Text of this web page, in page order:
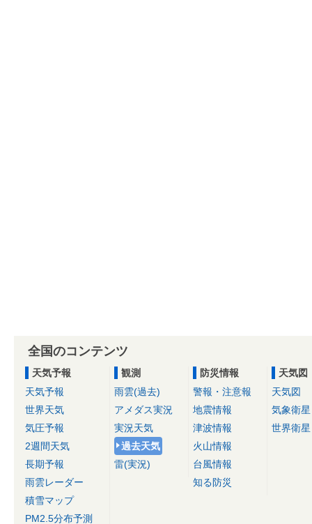
全国のコンテンツ
天気予報
天気予報
世界天気
気圧予報
2週間天気
長期予報
雨雲レーダー
積雪マップ
PM2.5分布予測
観測
雨雲(過去)
アメダス実況
実況天気
過去天気
雷(実況)
防災情報
警報・注意報
地震情報
津波情報
火山情報
台風情報
知る防災
天気図
天気図
気象衛星
世界衛星